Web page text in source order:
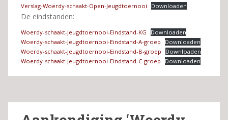
Verslag-Woerdy-schaakt-Open-Jeugdtoernooi Downloaden
De eindstanden:
Woerdy-schaakt-Jeugdtoernooi-Eindstand-KG
Downloaden
Woerdy-schaakt-Jeugdtoernooi-Eindstand-A-groep
Downloaden
Woerdy-schaakt-Jeugdtoernooi-Eindstand-B-groep
Downloaden
Woerdy-schaakt-Jeugdtoernooi-Eindstand-C-groep
Downloaden